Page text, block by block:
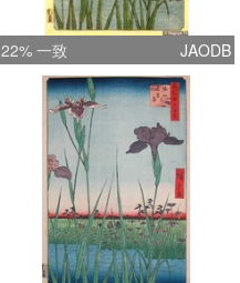
22% 一致 JAODB